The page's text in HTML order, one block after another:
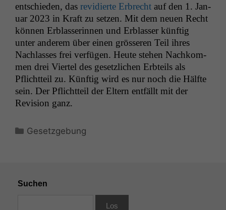
entsch­ieden, das rev­i­dierte Erbrecht auf den 1. Jan­
u­ar 2023 in Kraft zu set­zen. Mit dem neuen Recht
kön­nen Erblasserin­nen und Erblass­er kün­ftig
unter anderem über einen grösseren Teil ihres
Nach­lass­es frei ver­fü­gen. Heute ste­hen Nachkom­
men drei Vier­tel des geset­zlichen Erbteils als
Pflicht­teil zu. Kün­ftig wird es nur noch die Hälfte
sein. Der Pflicht­teil der Eltern ent­fällt mit der
Revi­sion ganz.
Kategorien
Gesetzgebung
Suchen